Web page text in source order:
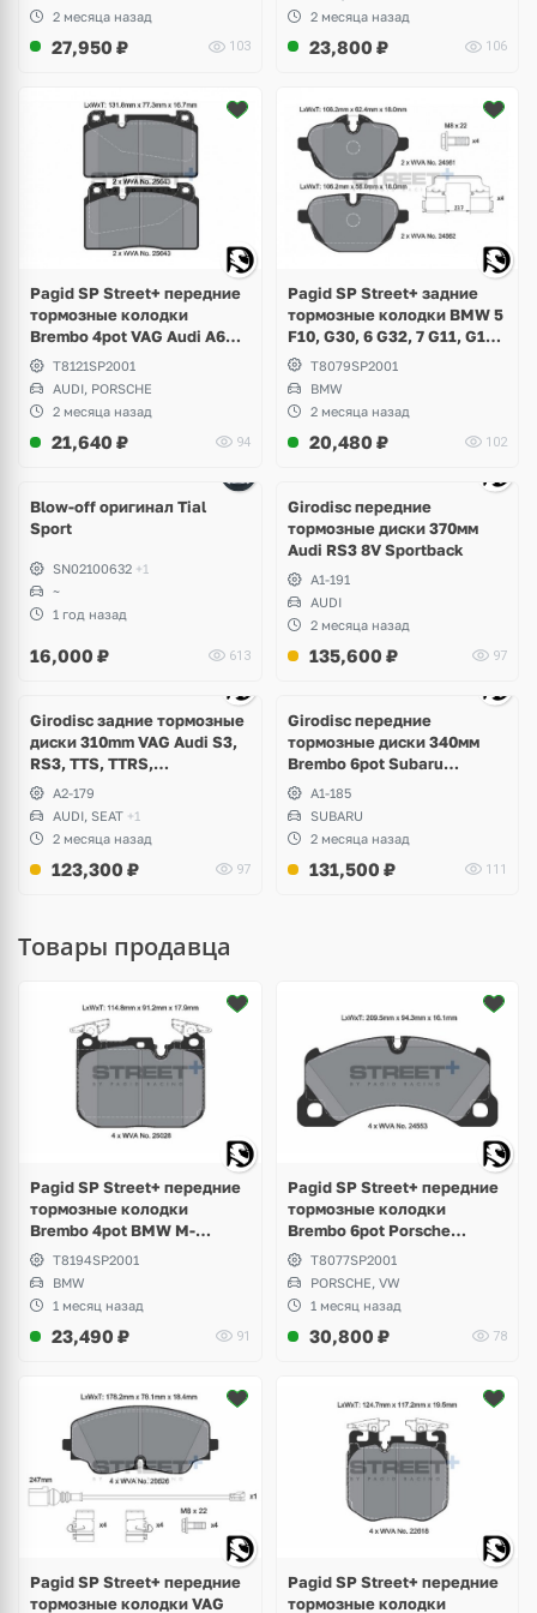
2 месяца назад
27,950 ₽ 103
Leon, Formentor Cupra
2 месяца назад
23,800 ₽ 106
Pagid SP Street+ передние
тормозные колодки
Brembo 4pot VAG Audi A6
C7, A7, Q5 8R, Porsche
Macan 2.0
T8121SP2001
AUDI, PORSCHE
2 месяца назад
21,640 ₽ 94
Pagid SP Street+ задние
тормозные колодки BMW 5
F10, G30, 6 G32, 7 G11, G12,
X3 F25, G01, X4 F26, G02,
X5 G05, X6 G06, Z4 E89, i8
T8079SP2001
BMW
2 месяца назад
20,480 ₽ 102
Blow-off оригинал Tial
Sport
SN02100632 +1
~
1 год назад
16,000 ₽ 613
Girodisc передние
тормозные диски 370мм
Audi RS3 8V Sportback
A1-191
AUDI
2 месяца назад
135,600 ₽ 97
Girodisc задние тормозные
диски 310mm VAG Audi S3,
RS3, TTS, TTRS,
Volkswagen Golf R, Passat,
Arteon, Tiguan, Seat Leon,
Formentor Cupra
A2-179
AUDI, SEAT +1
2 месяца назад
123,300 ₽ 97
Girodisc передние
тормозные диски 340мм
Brembo 6pot Subaru
Impreza WRX STI Spec-C
A1-185
SUBARU
2 месяца назад
131,500 ₽ 111
Товары продавца
Pagid SP Street+ передние
тормозные колодки
Brembo 4pot BMW M-
Perfomance F-Series, M2
F87, M3 F80, M4 F82
T8194SP2001
BMW
1 месяц назад
23,490 ₽ 91
Pagid SP Street+ передние
тормозные колодки
Brembo 6pot Porsche
Cayenne 955, 957,
Panamera 970, 971,
Volkswagen Touareg GP, NF
T8077SP2001
PORSCHE, VW
1 месяц назад
30,800 ₽ 78
Pagid SP Street+ передние
тормозные колодки VAG
Pagid SP Street+ передние
тормозные колодки